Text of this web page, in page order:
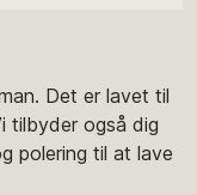
Det er lavet til
tilbyder også dig
polering til at lave